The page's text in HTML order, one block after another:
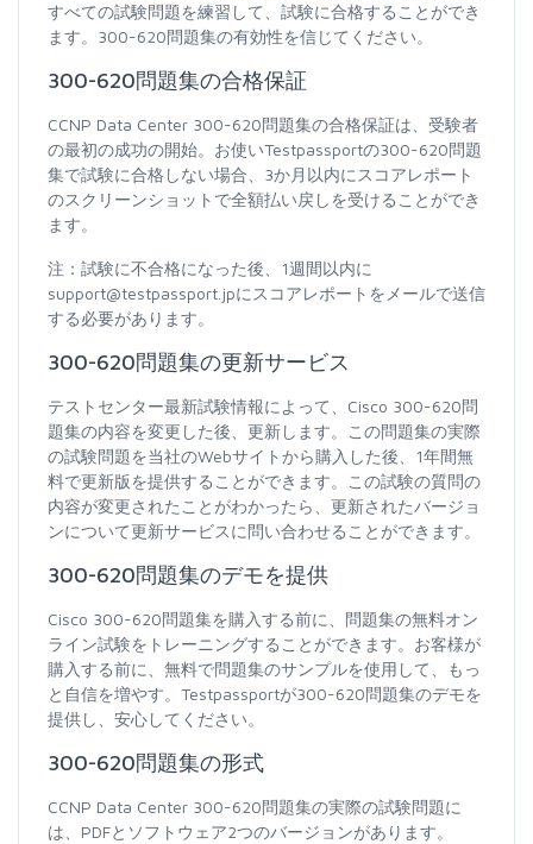
すべての試験問題を練習して、試験に合格することができ
ます。300-620問題集の有効性を信じてください。
300-620問題集の合格保証
CCNP Data Center 300-620問題集の合格保証は、受験者
の最初の成功の開始。お使いTestpassportの300-620問題
集で試験に合格しない場合、3か月以内にスコアレポート
のスクリーンショットで全額払い戻しを受けることができ
ます。
注：試験に不合格になった後、1週間以内に
support@testpassport.jpにスコアレポートをメールで送信
する必要があります。
300-620問題集の更新サービス
テストセンター最新試験情報によって、Cisco 300-620問
題集の内容を変更した後、更新します。この問題集の実際
の試験問題を当社のWebサイトから購入した後、1年間無
料で更新版を提供することができます。この試験の質問の
内容が変更されたことがわかったら、更新されたバージョ
ンについて更新サービスに問い合わせることができます。
300-620問題集のデモを提供
Cisco 300-620問題集を購入する前に、問題集の無料オン
ライン試験をトレーニングすることができます。お客様が
購入する前に、無料で問題集のサンプルを使用して、もっ
と自信を増やす。Testpassportが300-620問題集のデモを
提供し、安心してください。
300-620問題集の形式
CCNP Data Center 300-620問題集の実際の試験問題に
は、PDFとソフトウェア2つのバージョンがあります。